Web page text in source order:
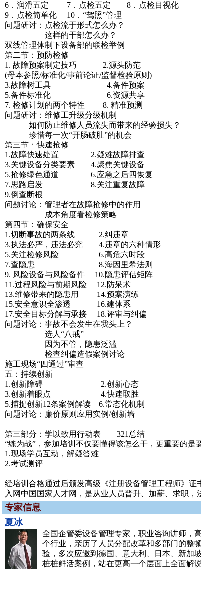
6．润滑五定 7．点检五定 8．点检目视化
9．点检简单化 10．“驾照”管理
问题研讨：点检流于形式怎么办？
这样的干部怎么办？
双线管理体制下设备部的联检举例
第二节：预防检修
1. 故障预案制定技巧 2.源头防范
(母本参照/标准化/事前论证/监督检验原则)
3.故障树工具 4.备件预案
5.备件标准化 6.资源共享
7. 检修计划的两个特性 8. 精准预测
问题研讨：维修工升级分级机制
如何防止维修人员流失而带来的经验损失？
珍惜每一次“开肠破肚”的机会
第三节：快速抢修
1.故障快速处置 2.疑难故障排查
3.关键设备分类要素 4.聚焦关键设备
5.抢修绿色通道 6.应急之后四恢复
7.思路启发 8.关注重复故障
9.倒查断根
问题讨论：管理者在故障抢修中的作用
成本角度看检修策略
第四节：确保安全
1.切断事故的两条线 2.纠违章
3.执法必严，违法必究 4.违章的六种情形
5.关注检修风险 6.高危六时段
7.查隐患 8.海因里希法则
9. 风险设备与风险备件 10.隐患评估矩阵
11.过程风险与前期风险 12.防呆术
13.维修带来的隐患用 14.预案演练
15.安全意识全渗透 16.建体系
17.安全目标分解与承接 18.评审与纠偏
问题讨论：事故不会发生在我头上？
选人“八戒”
因为不管，隐患泛滥
检查纠偏造假案例讨论
施工现场“四通过”审查
五：持续创新
1.创新障碍 2.创新心态
3.创新着眼点 4.快速取胜
5.捕捉创新12条案例解读 6.常态化机制
问题讨论：廉价原则应用实例/创新墙
第三部分：学以致用行动表——321总结
“练为战”，参加培训不仅要懂得该怎么干，更重要的是
1.现场学员互动，解疑答难
2.考试测评
经培训合格通过后颁发高级《注册设备管理工程师》
入网中国国家人才网，是从业人员晋升、加薪、求职
专家信息
夏冰
全国企管委设备管理专家，职业咨询讲师，
个行业，亲历了人员分配改革和多部门的整
验，多次应邀到德国、意大利、日本、新加
桩桩鲜活案例，站在更高一个层面上全面解